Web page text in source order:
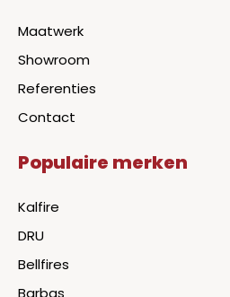
Maatwerk
Showroom
Referenties
Contact
Populaire merken
Kalfire
DRU
Bellfires
Barbas